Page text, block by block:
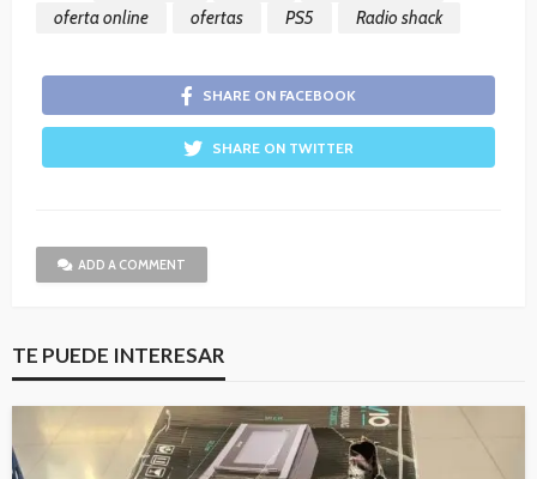
oferta online
ofertas PS5 Radio shack
SHARE ON FACEBOOK
SHARE ON TWITTER
ADD A COMMENT
TE PUEDE INTERESAR